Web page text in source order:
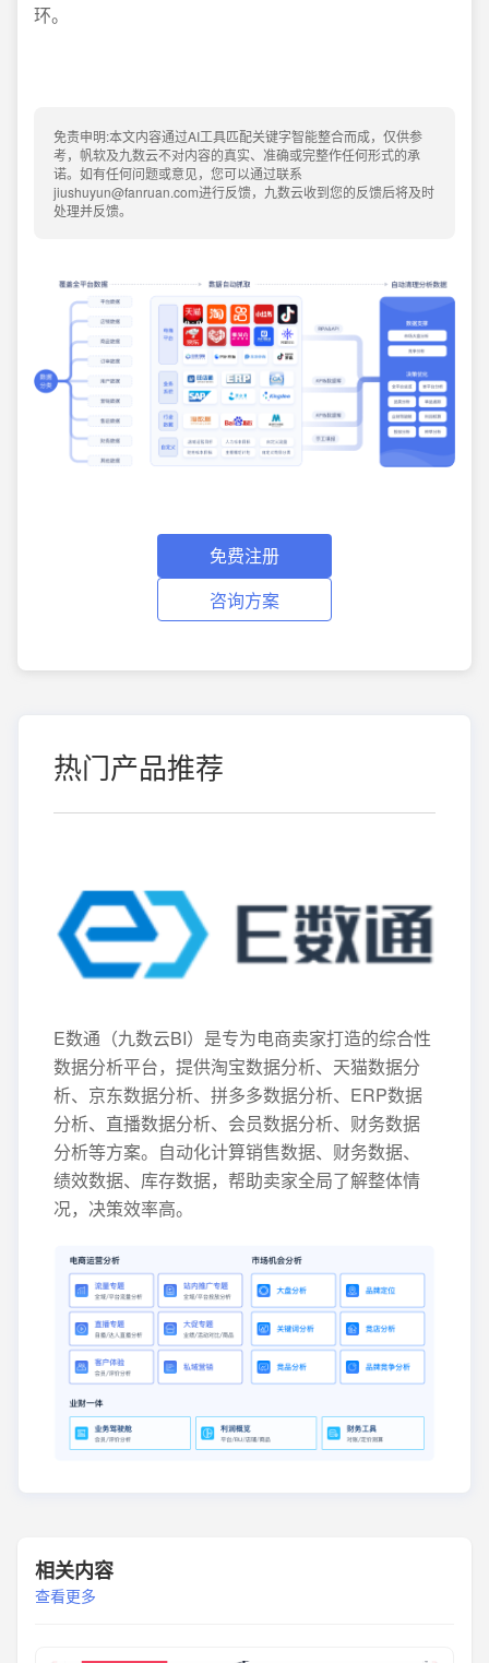
环。
免责申明:本文内容通过AI工具匹配关键字智能整合而成，仅供参
考，帆软及九数云不对内容的真实、准确或完整作任何形式的承
诺。如有任何问题或意见，您可以通过联系
jiushuyun@fanruan.com进行反馈，九数云收到您的反馈后将及时
处理并反馈。
免费注册
咨询方案
热门产品推荐
E数通（九数云BI）是专为电商卖家打造的综合性
数据分析平台，提供淘宝数据分析、天猫数据分
析、京东数据分析、拼多多数据分析、ERP数据
分析、直播数据分析、会员数据分析、财务数据
分析等方案。自动化计算销售数据、财务数据、
绩效数据、库存数据，帮助卖家全局了解整体情
况，决策效率高。
相关内容
查看更多